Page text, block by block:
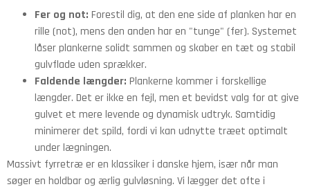
Fer og not: Forestil dig, at den ene side af planken har en
rille (not), mens den anden har en "tunge" (fer). Systemet
låser plankerne solidt sammen og skaber en tæt og stabil
gulvflade uden sprækker.
Faldende længder: Plankerne kommer i forskellige
længder. Det er ikke en fejl, men et bevidst valg for at give
gulvet et mere levende og dynamisk udtryk. Samtidig
minimerer det spild, fordi vi kan udnytte træet optimalt
under lægningen.
Massivt fyrretræ er en klassiker i danske hjem, især når man
søger en holdbar og ærlig gulvløsning. Vi lægger det ofte i